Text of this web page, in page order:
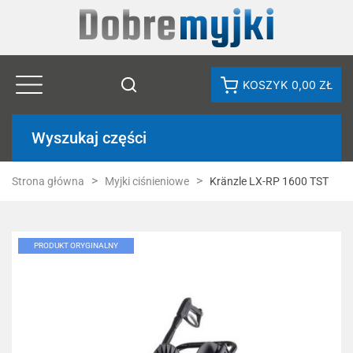
KOSZYK 0,00 ZŁ
Wyszukaj części
Strona główna Myjki ciśnieniowe Kränzle LX-RP 1600 TST
PRODUKT ORYGINALNY